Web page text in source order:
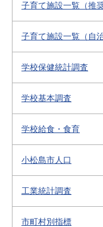
子育て施設一覧（推
子育て施設一覧（自
学校保健統計調査
学校基本調査
学校給食・食育
小松島市人口
工業統計調査
市町村別指標